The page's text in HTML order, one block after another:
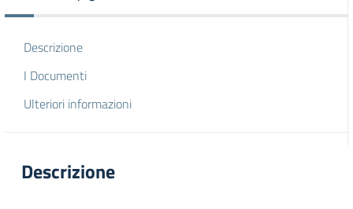
Descrizione
I Documenti
Ulteriori informazioni
Descrizione